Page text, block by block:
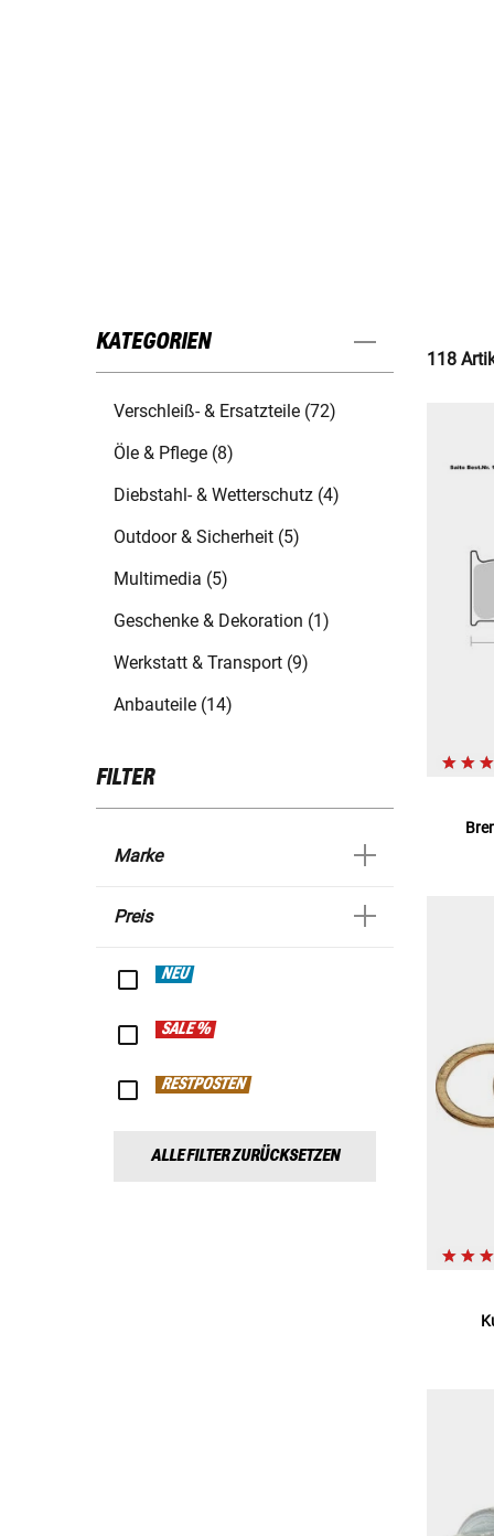
KATEGORIEN
Verschleiß- & Ersatzteile (72)
Öle & Pflege (8)
Diebstahl- & Wetterschutz (4)
Outdoor & Sicherheit (5)
Multimedia (5)
Geschenke & Dekoration (1)
Werkstatt & Transport (9)
Anbauteile (14)
FILTER
Marke
Preis
NEU
SALE %
RESTPOSTEN
ALLE FILTER ZURÜCKSETZEN
118